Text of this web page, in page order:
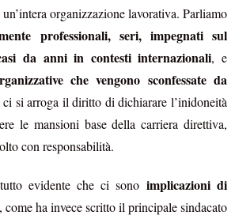
organizzazione lavorativa. Parliamo
professionali, seri, impegnati sul
da anni in contesti internazionali, e
che vengono sconfessate da
si arroga il diritto di dichiarare l’inidoneità
le mansioni base della carriera direttiva,
con responsabilità.
evidente che ci sono implicazioni di
come ha invece scritto il principale sindacato